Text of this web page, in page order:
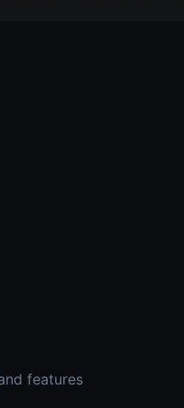
features